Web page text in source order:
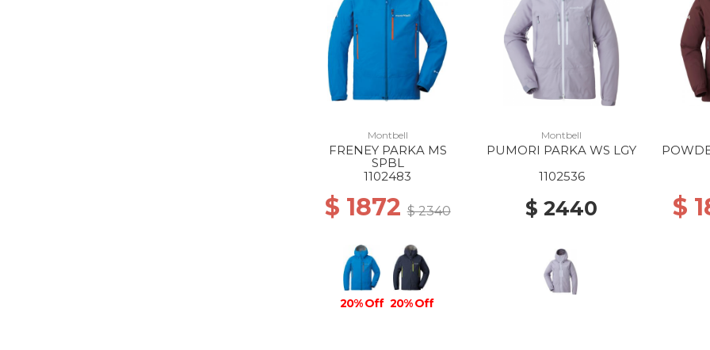
Montbell
FRENEY PARKA MS
SPBL
1102483
$ 1872$ 2340
20% Off 20% Off
Montbell
PUMORI PARKA WS LGY
1102536
$ 2440 $